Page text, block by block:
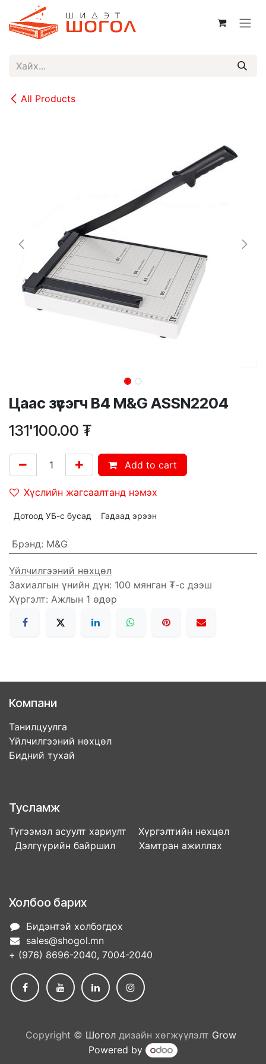
Skip to Content
All Products
Цаас зүсэгч B4 M&G ASSN2204
131'100.00 ₮
Add to cart
Хүслийн жагсаалтанд нэмэх
Дотоод УБ-с бусад Гадаад эрээн
Брэнд: M&G
Үйлчилгээний нөхцөл
Захиалгын үнийн дүн: 100 мянган ₮-с дээш
Хүргэлт: Ажлын 1 өдөр
Компани
Танилцуулга
Үйлчилгээний нөхцөл
Бидний тухай
Тусламж
Түгээмэл асуулт хариулт Хүргэлтийн нөхцөл
Дэлгүүрийн байршил Хамтран ажиллах
Холбоо барих
Бидэнтэй холбогдох
sales@shogol.mn
+ (976) 8696-2040, 7004-2040
Copyright © Шоголдизайн хөгжүүлэлт Grow
Powered by